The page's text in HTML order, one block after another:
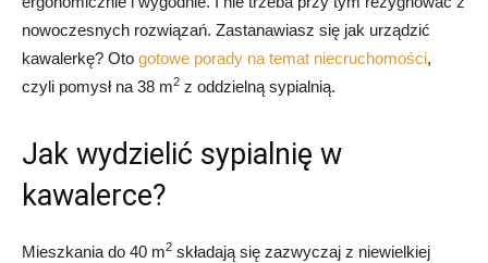
nowoczesnych rozwiązań. Zastanawiasz się jak urządzić
kawalerkę? Oto gotowe porady na temat niecruchomości,
czyli pomysł na 38 m2 z oddzielną sypialnią.
Jak wydzielić sypialnię w
kawalerce?
Mieszkania do 40 m2 składają się zazwyczaj z niewielkiej